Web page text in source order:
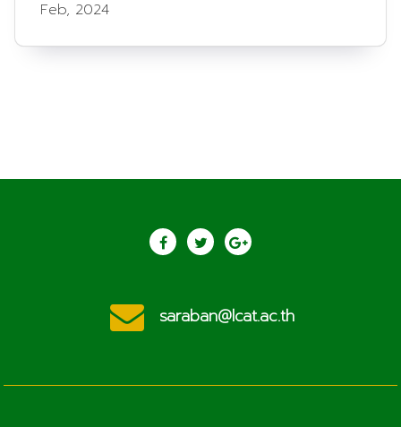
Feb, 2024
saraban@lcat.ac.th